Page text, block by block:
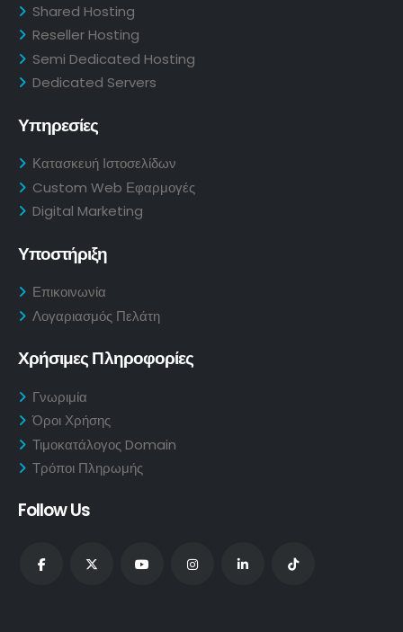
Shared Hosting
Reseller Hosting
Semi Dedicated Hosting
Dedicated Servers
Υπηρεσίες
Κατασκευή Ιστοσελίδων
Custom Web Εφαρμογές
Digital Marketing
Υποστήριξη
Επικοινωνία
Λογαριασμός Πελάτη
Χρήσιμες Πληροφορίες
Γνωριμία
Όροι Χρήσης
Τιμοκατάλογος Domain
Τρόποι Πληρωμής
Follow Us